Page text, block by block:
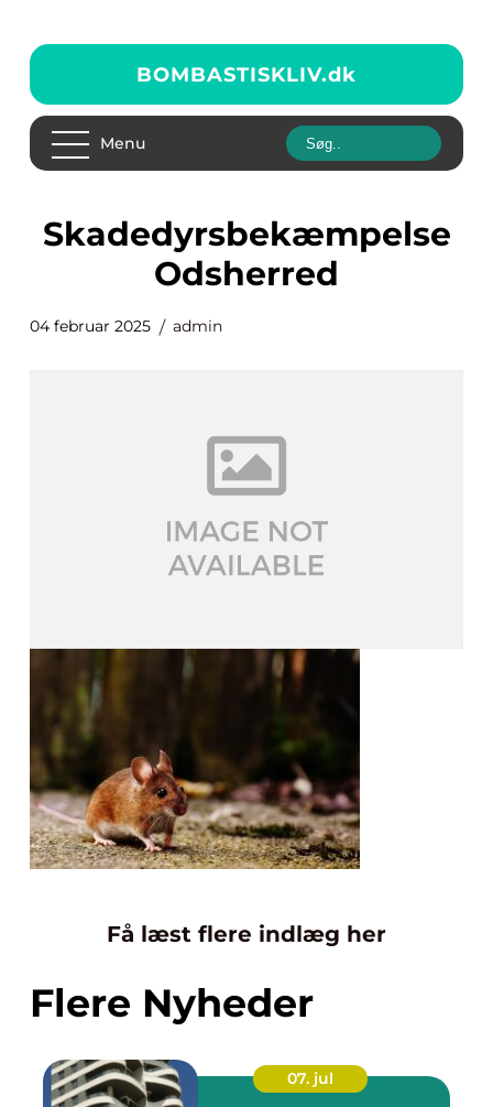
BOMBASTISKLIV.dk
Menu
Skadedyrsbekæmpelse
Odsherred
04 februar 2025 admin
Få læst flere indlæg her
Flere Nyheder
07. jul